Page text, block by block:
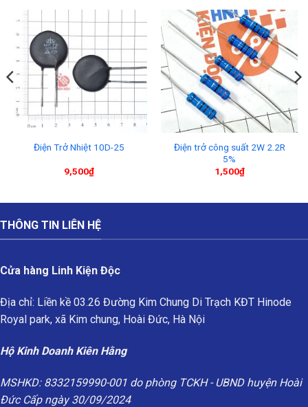
Điện Trở Nhiệt 10D-25
9,500₫
Điện trở công suất 2W 2.2R
5%
1,500₫
THÔNG TIN LIÊN HỆ
Cửa hàng Linh Kiện Độc
Địa chỉ: Liền kề 03.26 Đường Kim Chung Di Trạch KĐT Hinode
Royal park, xã Kim chung, Hoài Đức, Hà Nội
Hộ Kinh Doanh Kiên Hằng
MSHKD: 8332159990-001 do phòng TCKH - UBND huyện Hoài
Đức Cấp ngày 30/09/2024